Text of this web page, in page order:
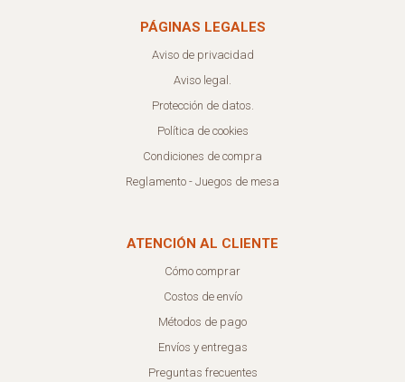
PÁGINAS LEGALES
Aviso de privacidad
Aviso legal.
Protección de datos.
Política de cookies
Condiciones de compra
Reglamento - Juegos de mesa
ATENCIÓN AL CLIENTE
Cómo comprar
Costos de envío
Métodos de pago
Envíos y entregas
Preguntas frecuentes